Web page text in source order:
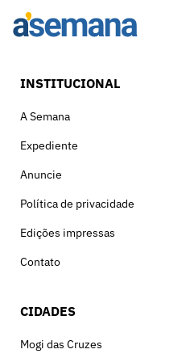
INSTITUCIONAL
A Semana
Expediente
Anuncie
Política de privacidade
Edições impressas
Contato
CIDADES
Mogi das Cruzes